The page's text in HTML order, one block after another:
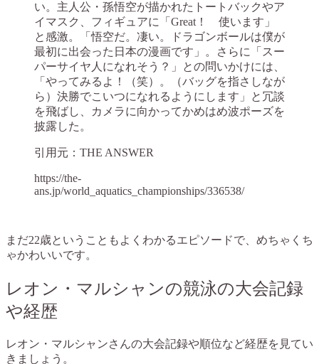
い。主人公・孫悟空が描かれたトートバックやア
イマスク、フィギュアに「Great！ 使います」
と感激。「悟空だ。凄い。ドラゴンボールは僕が
最初に出会った日本の漫画です」。さらに「スー
パーサイヤ人になれそう？」との問いかけには、
「やってみるよ！（笑）。（バッグを指さしなが
ら）決勝でこいつになれるようにします」と冗談
を飛ばし、カメラに向かってかめはめ波ポーズを
披露した。
引用元：THE ANSWER
https://the-
ans.jp/world_aquatics_championships/336538/
まだ22歳ということもよくわかるエピソードで、めちゃくち
ゃかわいいです。
レオン・マルシャンの競泳の大会記録
や経歴
レオン・マルシャンさんの大会記録や順位など経歴を見てい
きましょう。